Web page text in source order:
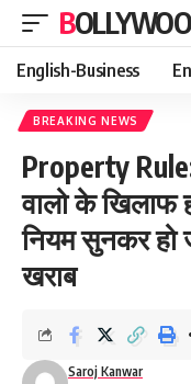
English-Business
BREAKING NEWS
Property
वालो के खिलाफ
नियम सुनकर हो
खराब
Saroj Kanwar